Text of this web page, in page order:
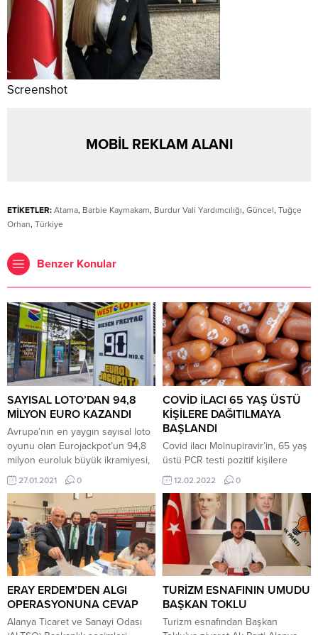
Screenshot
MOBİL REKLAM ALANI
ETİKETLER: Atama, Barbie Kaymakam, Burdur Vali Yardımcılığı, Güncel, Tuğçe
Orhan, Türkiye
Benzer Konular
SAYISAL LOTO’DAN 94,8
MİLYON EURO KAZANDI
Avrupa’nın en yaygın sayısal loto
oyunu olan Eurojackpot’un 94,8
milyon euroluk büyük ikramiyesi,
Kuzey Ren Vestfalya Eyaleti’ne
bağlı Rietberg’de yaşayan bir
Türk vatandaşına çıktı. Avrupa’nın
en yaygın sayısal loto oyunu olan
Eurojackpot’un 94.8 milyon
euroluk ikramiyesi, Kuzey Ren
Vestfalya Eyaleti’ne bağlı
Gütersloh kentinin Rietberg
kasabına yaşayan bir Türk
vatandaşına isabet...
27.01.2021 0
COVİD İLACI 65 YAŞ ÜSTÜ
KİŞİLERE DAĞITILMAYA
BAŞLANDI
Covid ilacı Molnupiravir’in, 65 yaş
üstü PCR testi pozitif kişilere
dağıtılmaya başlandığı açıklandı.
12.02.2022 0
ERAY ERDEM’DEN ALGI
OPERASYONUNA CEVAP
Alanya Ticaret ve Sanayi Odası
TURİZM ESNAFININ UMUDU
BAŞKAN TOKLU
Turizm esnafından Başkan